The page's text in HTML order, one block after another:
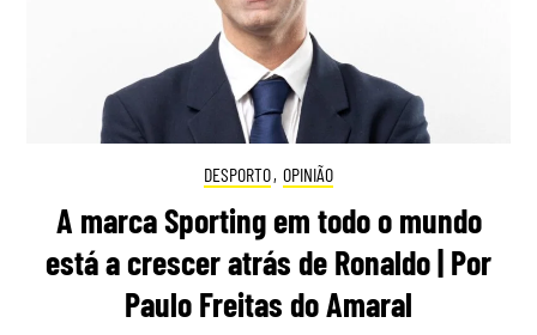
DESPORTO, OPINIÃO
A marca Sporting em todo o mundo
está a crescer atrás de Ronaldo | Por
Paulo Freitas do Amaral